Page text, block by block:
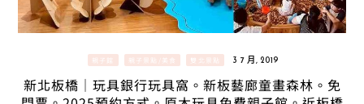
親子館 親子景點/美食 雙北景點 3 7 月, 2019
新北板橋｜玩具銀行玩具窩。新板藝廊童畫森林。免